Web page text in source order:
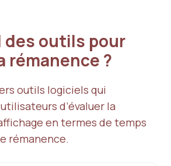
outils pour
rémanence ?
outils logiciels qui
d’évaluer la
en termes de temps
rémanence.